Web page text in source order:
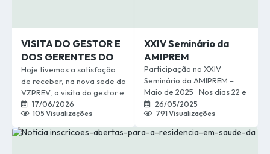
VISITA DO GESTOR E
DOS GERENTES DO
BANCO NORDESTE
NA NOVA SEDE DO
VZPREV.
17/06/2026
105 Visualizações
Hoje tivemos a satisfação
de receber, na nova sede do
VZPREV, a visita do gestor e
dos gerentes do Banco do
Nordeste. A ocasião foi uma
oportunidade para
apresentar nossas
XXIV Seminário da
AMIPREM
26/05/2025
791 Visualizações
Participação no XXIV
Seminário da AMIPREM –
Maio de 2025 Nos dias 22 e
23 de maio de 2025, a
gestora previdenciária Sra.
Jéssica Nunes Rabelo e o
presidente do Conselho